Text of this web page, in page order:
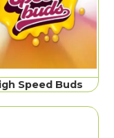
Speed Buds